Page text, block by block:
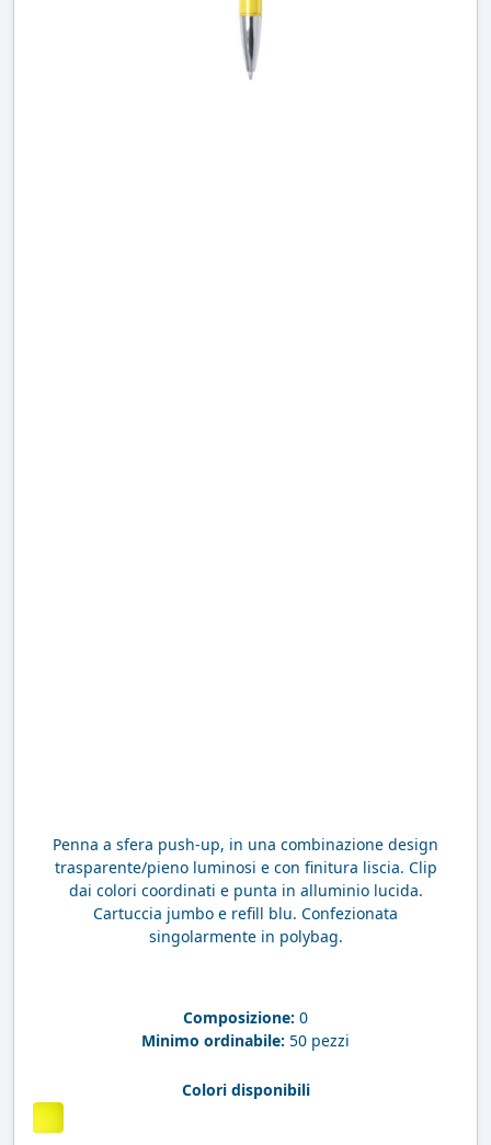
Penna a sfera push-up, in una combinazione design
trasparente/pieno luminosi e con finitura liscia. Clip
dai colori coordinati e punta in alluminio lucida.
Cartuccia jumbo e refill blu. Confezionata
singolarmente in polybag.
Composizione: 0
Minimo ordinabile: 50 pezzi
Colori disponibili